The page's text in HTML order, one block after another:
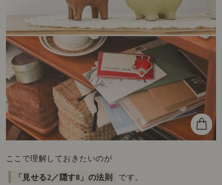
ここで理解しておきたいのが
「見せる2／隠す8」の法則 です。